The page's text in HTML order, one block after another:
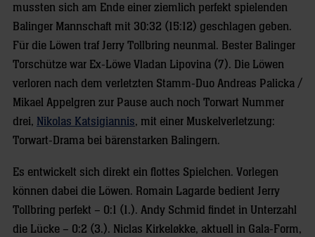
mussten sich am Ende einer ziemlich perfekt spielenden
Balinger Mannschaft mit 30:32 (15:12) geschlagen geben.
Für die Löwen traf Jerry Tollbring neunmal. Bester Balinger
Torschütze war Ex-Löwe Vladan Lipovina (7). Die Löwen
verloren nach dem verletzten Stamm-Duo Andreas Palicka /
Mikael Appelgren zur Pause auch noch Torwart Nummer
drei, Nikolas Katsigiannis, mit einer Muskelverletzung:
Torwart-Drama bei bärenstarken Balingern.
Es entwickelt sich direkt ein flottes Spielchen. Vorlegen
können dabei die Löwen. Romain Lagarde bedient Jerry
Tollbring perfekt – 0:1 (1.). Andy Schmid findet in Unterzahl
die Lücke – 0:2 (3.). Niclas Kirkeløkke, aktuell in Gala-Form,